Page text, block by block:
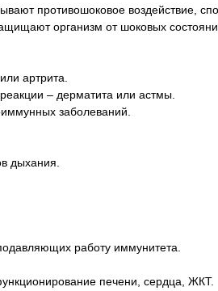
противошоковое воздействие,
организм от шоковых
артрита.
– дерматита или астмы.
заболеваний.
дыхания.
работу иммунитета.
печени, сердца, ЖКТ.